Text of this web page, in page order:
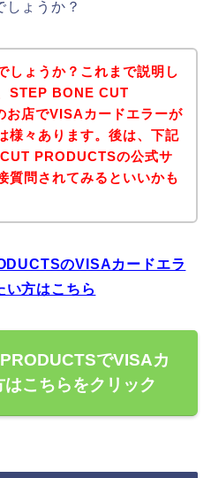
しょうか？
しょうか？これまで説明し
STEP BONE CUT
お店でVISAカードエラーが
様々あります。後は、下記
PRODUCTSの公式サ
質問されてみるといいかも
のVISAカードエラ
い方はこちら
でVISAカ
こちらをクリック